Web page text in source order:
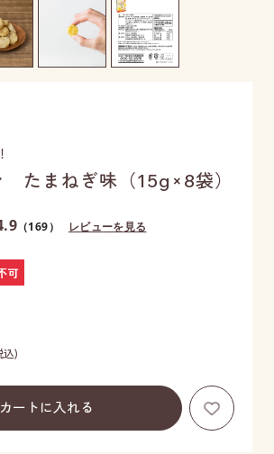
たまねぎ味（15g×8袋）
（169） レビューを見る
可
込)